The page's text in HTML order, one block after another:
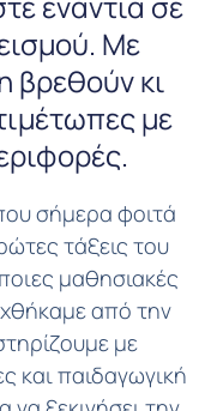
Με
βρεθούν κι
με
σήμερα φοιτά
τάξεις του
μαθησιακές
από την
με
και παιδαγωγική